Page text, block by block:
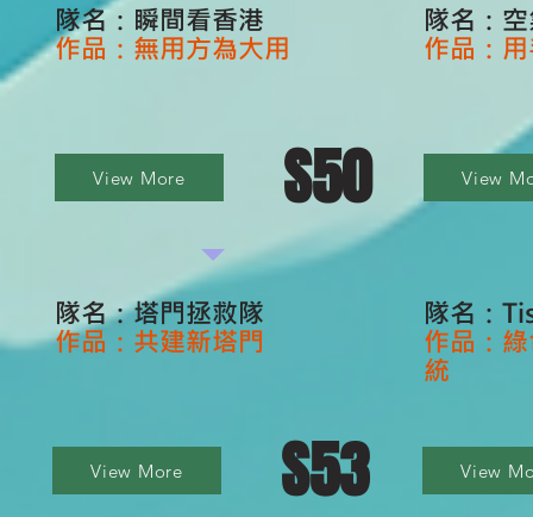
隊名：瞬間看香港
作品：無用方為大用
View More S50
隊名：塔門拯救隊
作品：共建新塔門
View More S53
隊名：
作品：
View
隊名：
作品：
統
View